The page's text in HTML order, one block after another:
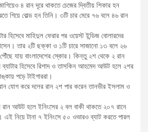
৪ রান দূরে থাকতে চেজের দ্বিতীয় শিকার হন
গিয়ে বোল্ড হন তিনি। ৩টি চার মেরে ৭৬ বলে ৪৬ রান
হিসেবে মাহিদুল ফেরার পর ওয়েস্ট ইন্ডিজ বোলারদের
তার ২টি ছক্কা ও ১টি চারে সাজানো ১৩ বলে ২৬
যায় বাংলাদেশের স্কোর। কিন্তু ২শ থেকে ২ রান
হিসেবে রিশাদ ও তাসকিন আহমেদ আউট হলে ২শর
পড়ে টাইগাররা।
যোগ করে দলের রান ২শ পার করেন তানভীর ইসলাম ও
রান আউট হলে ইনিংসের ২ বল বাকী থাকতে ২০৭ রানে
নিয়ে টানা ৭ ইনিংসে ৫০ ওভারও ব্যাট করতে পারল